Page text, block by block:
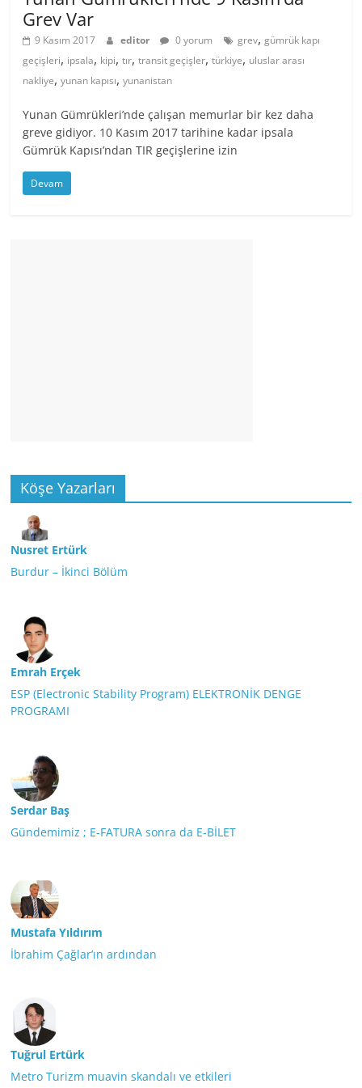
Grev Var
9 Kasım 2017 editor 0 yorum grev,gümrük kapı
geçişleri, ipsala, kipi,tır,transit geçişler,türkiye, uluslar arası
nakliye,yunan kapısı,yunanistan
Yunan Gümrükleri’nde çalışan memurlar bir kez daha
greve gidiyor. 10 Kasım 2017 tarihine kadar ipsala
Gümrük Kapısı’ndan TIR geçişlerine izin
Devam
Köşe Yazarları
Nusret Ertürk
Burdur – İkinci Bölüm
Emrah Erçek
ESP (Electronic Stability Program) ELEKTRONİK DENGE
PROGRAMI
Serdar Baş
Gündemimiz ; E-FATURA sonra da E-BİLET
Mustafa Yıldırım
İbrahim Çağlar’ın ardından
Tuğrul Ertürk
Metro Turizm muavin skandalı ve etkileri